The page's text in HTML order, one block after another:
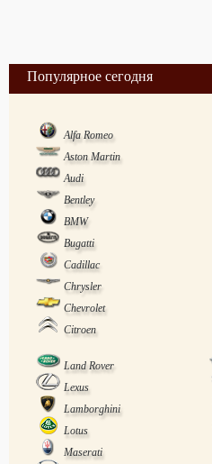
Популярное сегодня
Alfa Romeo
Aston Martin
Audi
Bentley
BMW
Bugatti
Cadillac
Chrysler
Chevrolet
Citroen
Land Rover
Lexus
Lamborghini
Lotus
Maserati